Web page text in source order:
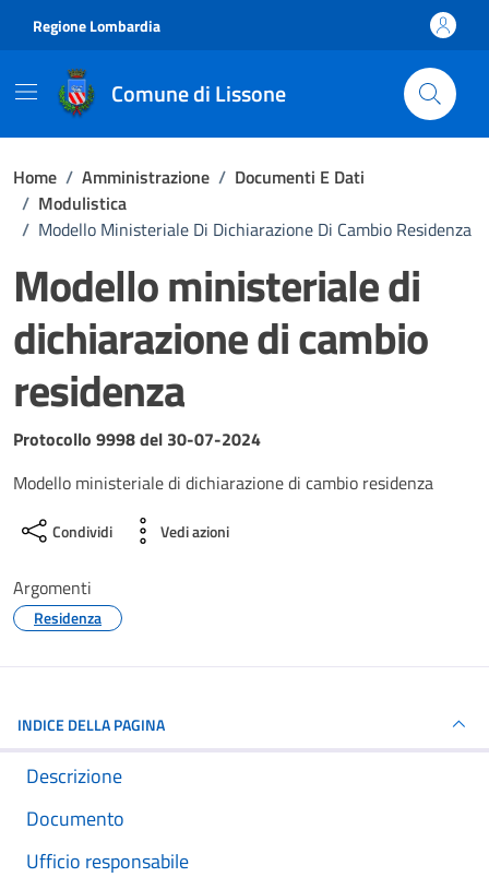
Regione Lombardia
Comune di Lissone
Home / Amministrazione / Documenti E Dati
/ Modulistica
/ Modello Ministeriale Di Dichiarazione Di Cambio Residenza
Modello ministeriale di
dichiarazione di cambio
residenza
Dettagli del documento
Protocollo 9998 del 30-07-2024
Modello ministeriale di dichiarazione di cambio residenza
Condividi Vedi azioni
Argomenti
Residenza
INDICE DELLA PAGINA
Descrizione
Documento
Ufficio responsabile